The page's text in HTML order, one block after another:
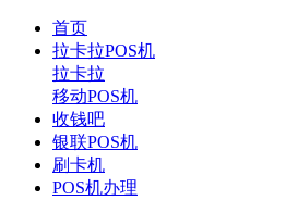
首页
拉卡拉POS机
拉卡拉
移动POS机
收钱吧
银联POS机
刷卡机
POS机办理